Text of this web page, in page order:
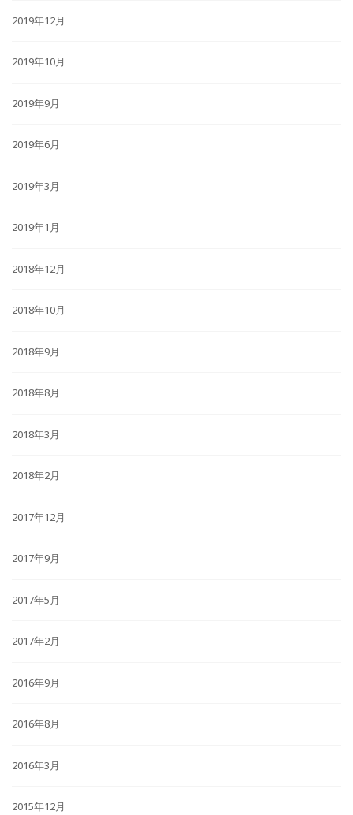
2019年12月
2019年10月
2019年9月
2019年6月
2019年3月
2019年1月
2018年12月
2018年10月
2018年9月
2018年8月
2018年3月
2018年2月
2017年12月
2017年9月
2017年5月
2017年2月
2016年9月
2016年8月
2016年3月
2015年12月